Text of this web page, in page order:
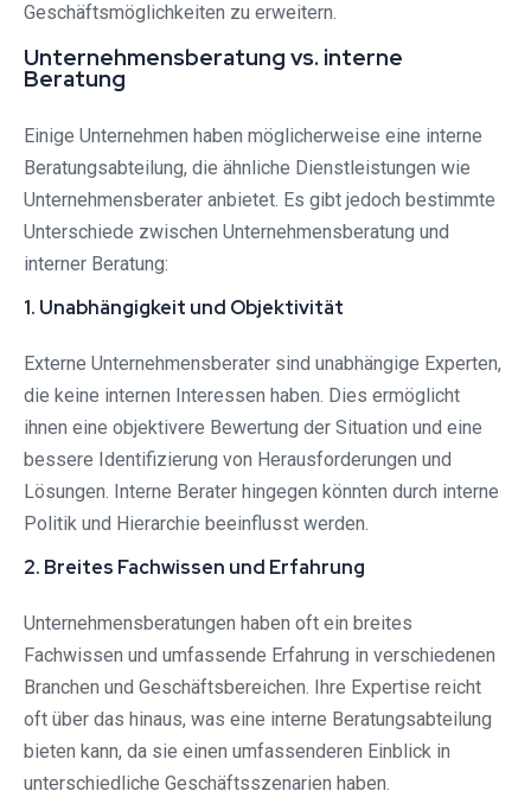
Geschäftsmöglichkeiten zu erweitern.
Unternehmensberatung vs. interne
Beratung
Einige Unternehmen haben möglicherweise eine interne
Beratungsabteilung, die ähnliche Dienstleistungen wie
Unternehmensberater anbietet. Es gibt jedoch bestimmte
Unterschiede zwischen Unternehmensberatung und
interner Beratung:
1. Unabhängigkeit und Objektivität
Externe Unternehmensberater sind unabhängige Experten,
die keine internen Interessen haben. Dies ermöglicht
ihnen eine objektivere Bewertung der Situation und eine
bessere Identifizierung von Herausforderungen und
Lösungen. Interne Berater hingegen könnten durch interne
Politik und Hierarchie beeinflusst werden.
2. Breites Fachwissen und Erfahrung
Unternehmensberatungen haben oft ein breites
Fachwissen und umfassende Erfahrung in verschiedenen
Branchen und Geschäftsbereichen. Ihre Expertise reicht
oft über das hinaus, was eine interne Beratungsabteilung
bieten kann, da sie einen umfassenderen Einblick in
unterschiedliche Geschäftsszenarien haben.